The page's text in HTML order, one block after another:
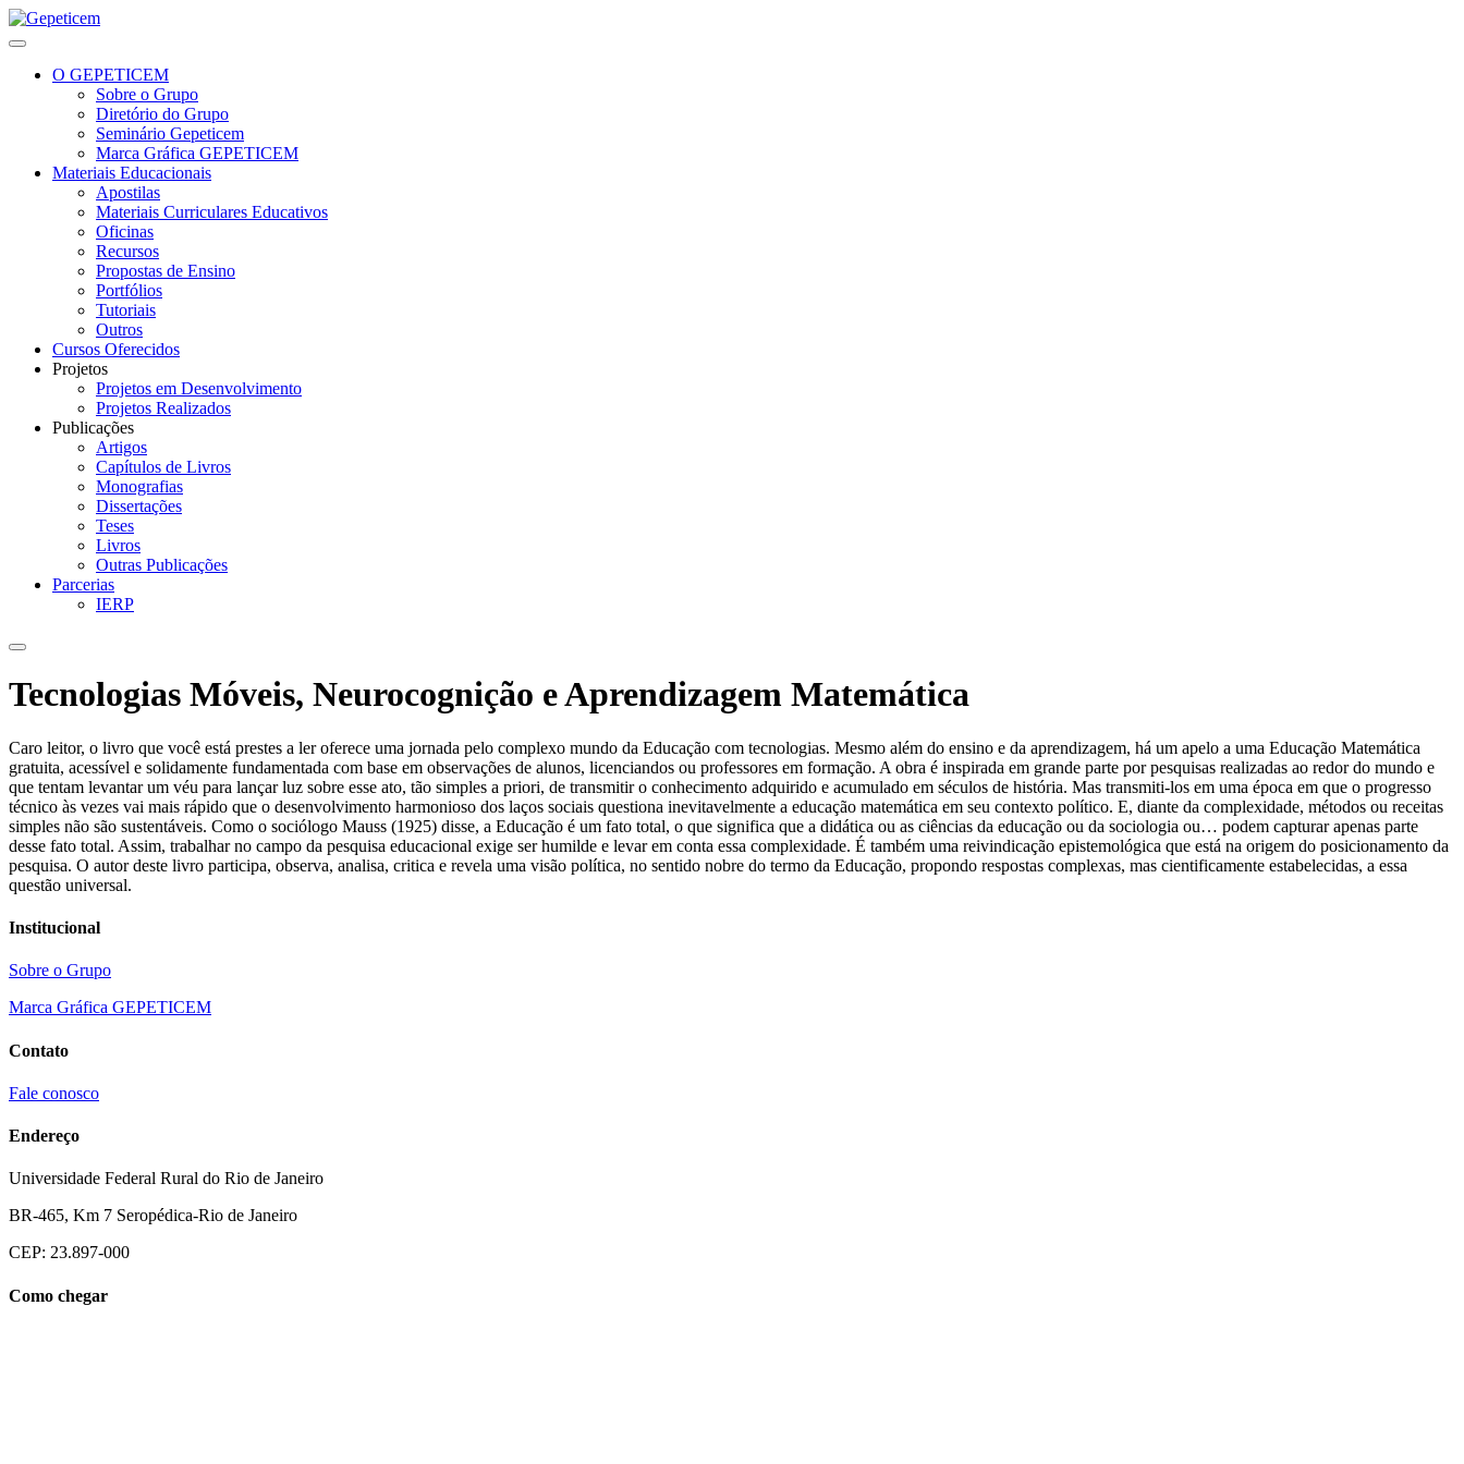
O GEPETICEM
Sobre o Grupo
Diretório do Grupo
Seminário Gepeticem
Marca Gráfica GEPETICEM
Materiais Educacionais
Apostilas
Materiais Curriculares Educativos
Oficinas
Recursos
Propostas de Ensino
Portfólios
Tutoriais
Outros
Cursos Oferecidos
Projetos
Projetos em Desenvolvimento
Projetos Realizados
Publicações
Artigos
Capítulos de Livros
Monografias
Dissertações
Teses
Livros
Outras Publicações
Parcerias
IERP
Tecnologias Móveis, Neurocognição e Aprendizagem Matemática
Caro leitor, o livro que você está prestes a ler oferece uma jornada pelo complexo mundo da Educação com tecnologias. Mesmo além do ensino e da aprendizagem, há um apelo a uma Educação Matemática
gratuita, acessível e solidamente fundamentada com base em observações de alunos, licenciandos ou professores em formação. A obra é inspirada em grande parte por pesquisas realizadas ao redor do mundo e
que tentam levantar um véu para lançar luz sobre esse ato, tão simples a priori, de transmitir o conhecimento adquirido e acumulado em séculos de história. Mas transmiti-los em uma época em que o progresso
técnico às vezes vai mais rápido que o desenvolvimento harmonioso dos laços sociais questiona inevitavelmente a educação matemática em seu contexto político. E, diante da complexidade, métodos ou receitas
simples não são sustentáveis. Como o sociólogo Mauss (1925) disse, a Educação é um fato total, o que significa que a didática ou as ciências da educação ou da sociologia ou… podem capturar apenas parte
desse fato total. Assim, trabalhar no campo da pesquisa educacional exige ser humilde e levar em conta essa complexidade. É também uma reivindicação epistemológica que está na origem do posicionamento da
pesquisa. O autor deste livro participa, observa, analisa, critica e revela uma visão política, no sentido nobre do termo da Educação, propondo respostas complexas, mas cientificamente estabelecidas, a essa
questão universal.
Institucional
Sobre o Grupo
Marca Gráfica GEPETICEM
Contato
Fale conosco
Endereço
Universidade Federal Rural do Rio de Janeiro
BR-465, Km 7 Seropédica-Rio de Janeiro
CEP: 23.897-000
Como chegar